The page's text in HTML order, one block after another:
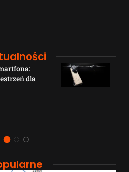
dla